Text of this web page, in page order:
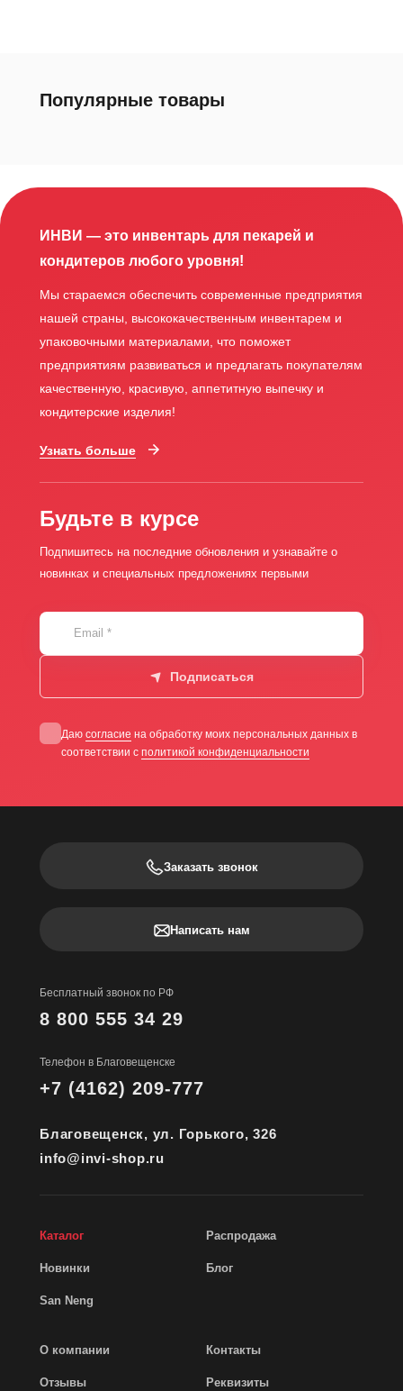
Популярные товары
ИНВИ — это инвентарь для пекарей и
кондитеров любого уровня!
Мы стараемся обеспечить современные предприятия
нашей страны, высококачественным инвентарем и
упаковочными материалами, что поможет
предприятиям развиваться и предлагать покупателям
качественную, красивую, аппетитную выпечку и
кондитерские изделия!
Узнать больше
Будьте в курсе
Подпишитесь на последние обновления и узнавайте о
новинках и специальных предложениях первыми
Email *
Подписаться
Даю согласие на обработку моих персональных данных в
соответствии с политикой конфиденциальности
Заказать звонок
Написать нам
Бесплатный звонок по РФ
8 800 555 34 29
Телефон в Благовещенске
+7 (4162) 209-777
Благовещенск, ул. Горького, 326
info@invi-shop.ru
Каталог Распродажа
Новинки Блог
San Neng
О компании Контакты
Отзывы Реквизиты